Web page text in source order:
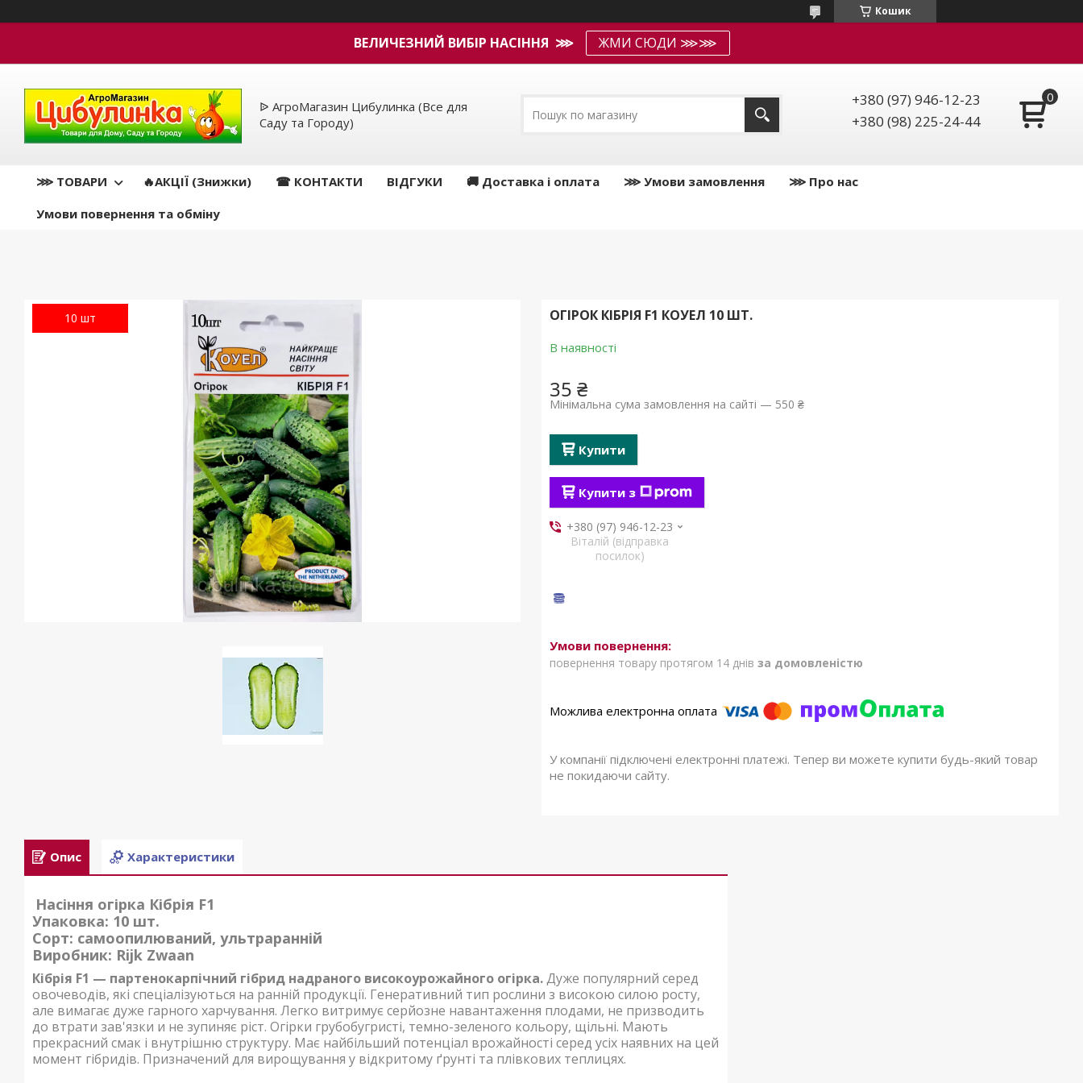
Кошик
ВЕЛИЧЕЗНИЙ ВИБІР НАСІННЯ ⋙ ЖМИ СЮДИ ⋙⋙
ᐉ АгроМагазин Цибулинка (Все для
Саду та Городу)
+380 (97) 946-12-23
+380 (98) 225-24-44
⋙ ТОВАРИ 🔥АКЦІЇ (Знижки) ☎ КОНТАКТИ ВІДГУКИ 🚚 Доставка і оплата ⋙ Умови замовлення
⋙ Про нас
Умови повернення та обміну
10 шт ОГІРОК КІБРІЯ F1 КОУЕЛ 10 ШТ.
В наявності
35 ₴
Мінімальна сума замовлення на сайті — 550 ₴
Купити
Купити з
+380 (97) 946-12-23
Віталій (відправка
посилок)
повернення товару протягом 14 днів за домовленістю
У компанії підключені електронні платежі. Тепер ви можете купити будь-який товар
не покидаючи сайту.
Опис Характеристики
Насіння огірка Кібрія F1
Упаковка: 10 шт.
Сорт: самоопилюваний, ультраранній
Виробник: Rijk Zwaan
Кібрія F1 — партенокарпічний гібрид надраного високоурожайного огірка.Дуже популярний серед
овочеводів, які спеціалізуються на ранній продукції. Генеративний тип рослини з високою силою росту,
але вимагає дуже гарного харчування. Легко витримує серйозне навантаження плодами, не призводить
до втрати зав'язки и не зупиняє ріст. Огірки грубобугристі, темно-зеленого кольору, щільні. Мають
прекрасний смак і внутрішню структуру. Має найбільший потенціал врожайності серед усіх наявних на цей
момент гібридів. Призначений для вирощування у відкритому ґрунті та плівкових теплицях.